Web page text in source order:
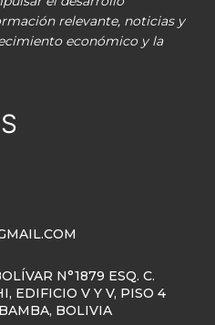
relevante, noticias y
económico y la
N°1879 ESQ. C.
EDIFICIO V Y V, PISO 4
BOLIVIA